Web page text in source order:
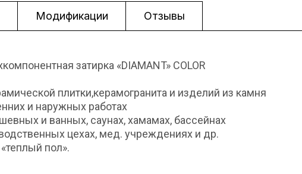
Модификации Отзывы
затирка «DIAMANT» COLOR
плитки,керамогранита и изделий из камня
и наружных работах
и ванных, саунах, хамамах, бассейнах
цехах, мед. учреждениях и др.
пол».